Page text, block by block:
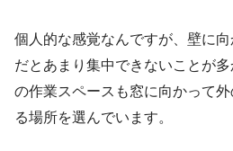
個人的な感覚なんですが、壁に
だとあまり集中できないことが
の作業スペースも窓に向かって
る場所を選んでいます。